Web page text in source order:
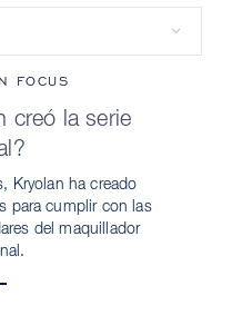
FOCUS
creó la serie
Kryolan ha creado
para cumplir con las
del maquillador